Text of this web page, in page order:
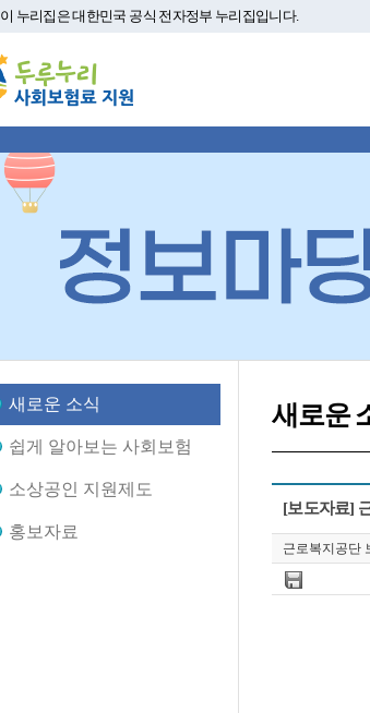
이 누리집은 대한민국 공식 전자정부 누리집입니다.
새로운 소식
쉽게 알아보는 사회보험
소상공인 지원제도
홍보자료
새로운
[보도자료]
근로복지공단